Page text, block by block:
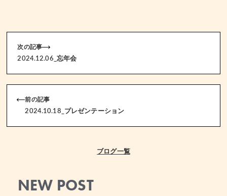
次の記事
2024.12.06_忘年会
前の記事
2024.10.18_プレゼンテーション
ブログ一覧
NEW POST